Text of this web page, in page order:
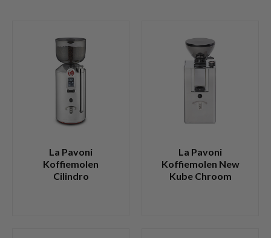
La Pavoni
Koffiemolen
Cilindro
La Pavoni
Koffiemolen New
Kube Chroom